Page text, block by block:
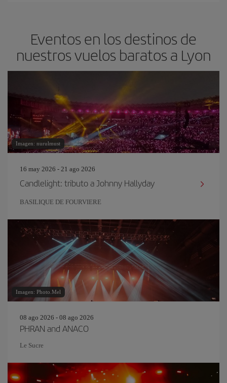
Eventos en los destinos de
nuestros vuelos baratos a Lyon
Imagen: nurulmust
16 may 2026 - 21 ago 2026
Candlelight: tributo a Johnny Hallyday
BASILIQUE DE FOURVIERE
Imagen: Photo.Mel
08 ago 2026 - 08 ago 2026
PHRAN and ANACO
Le Sucre